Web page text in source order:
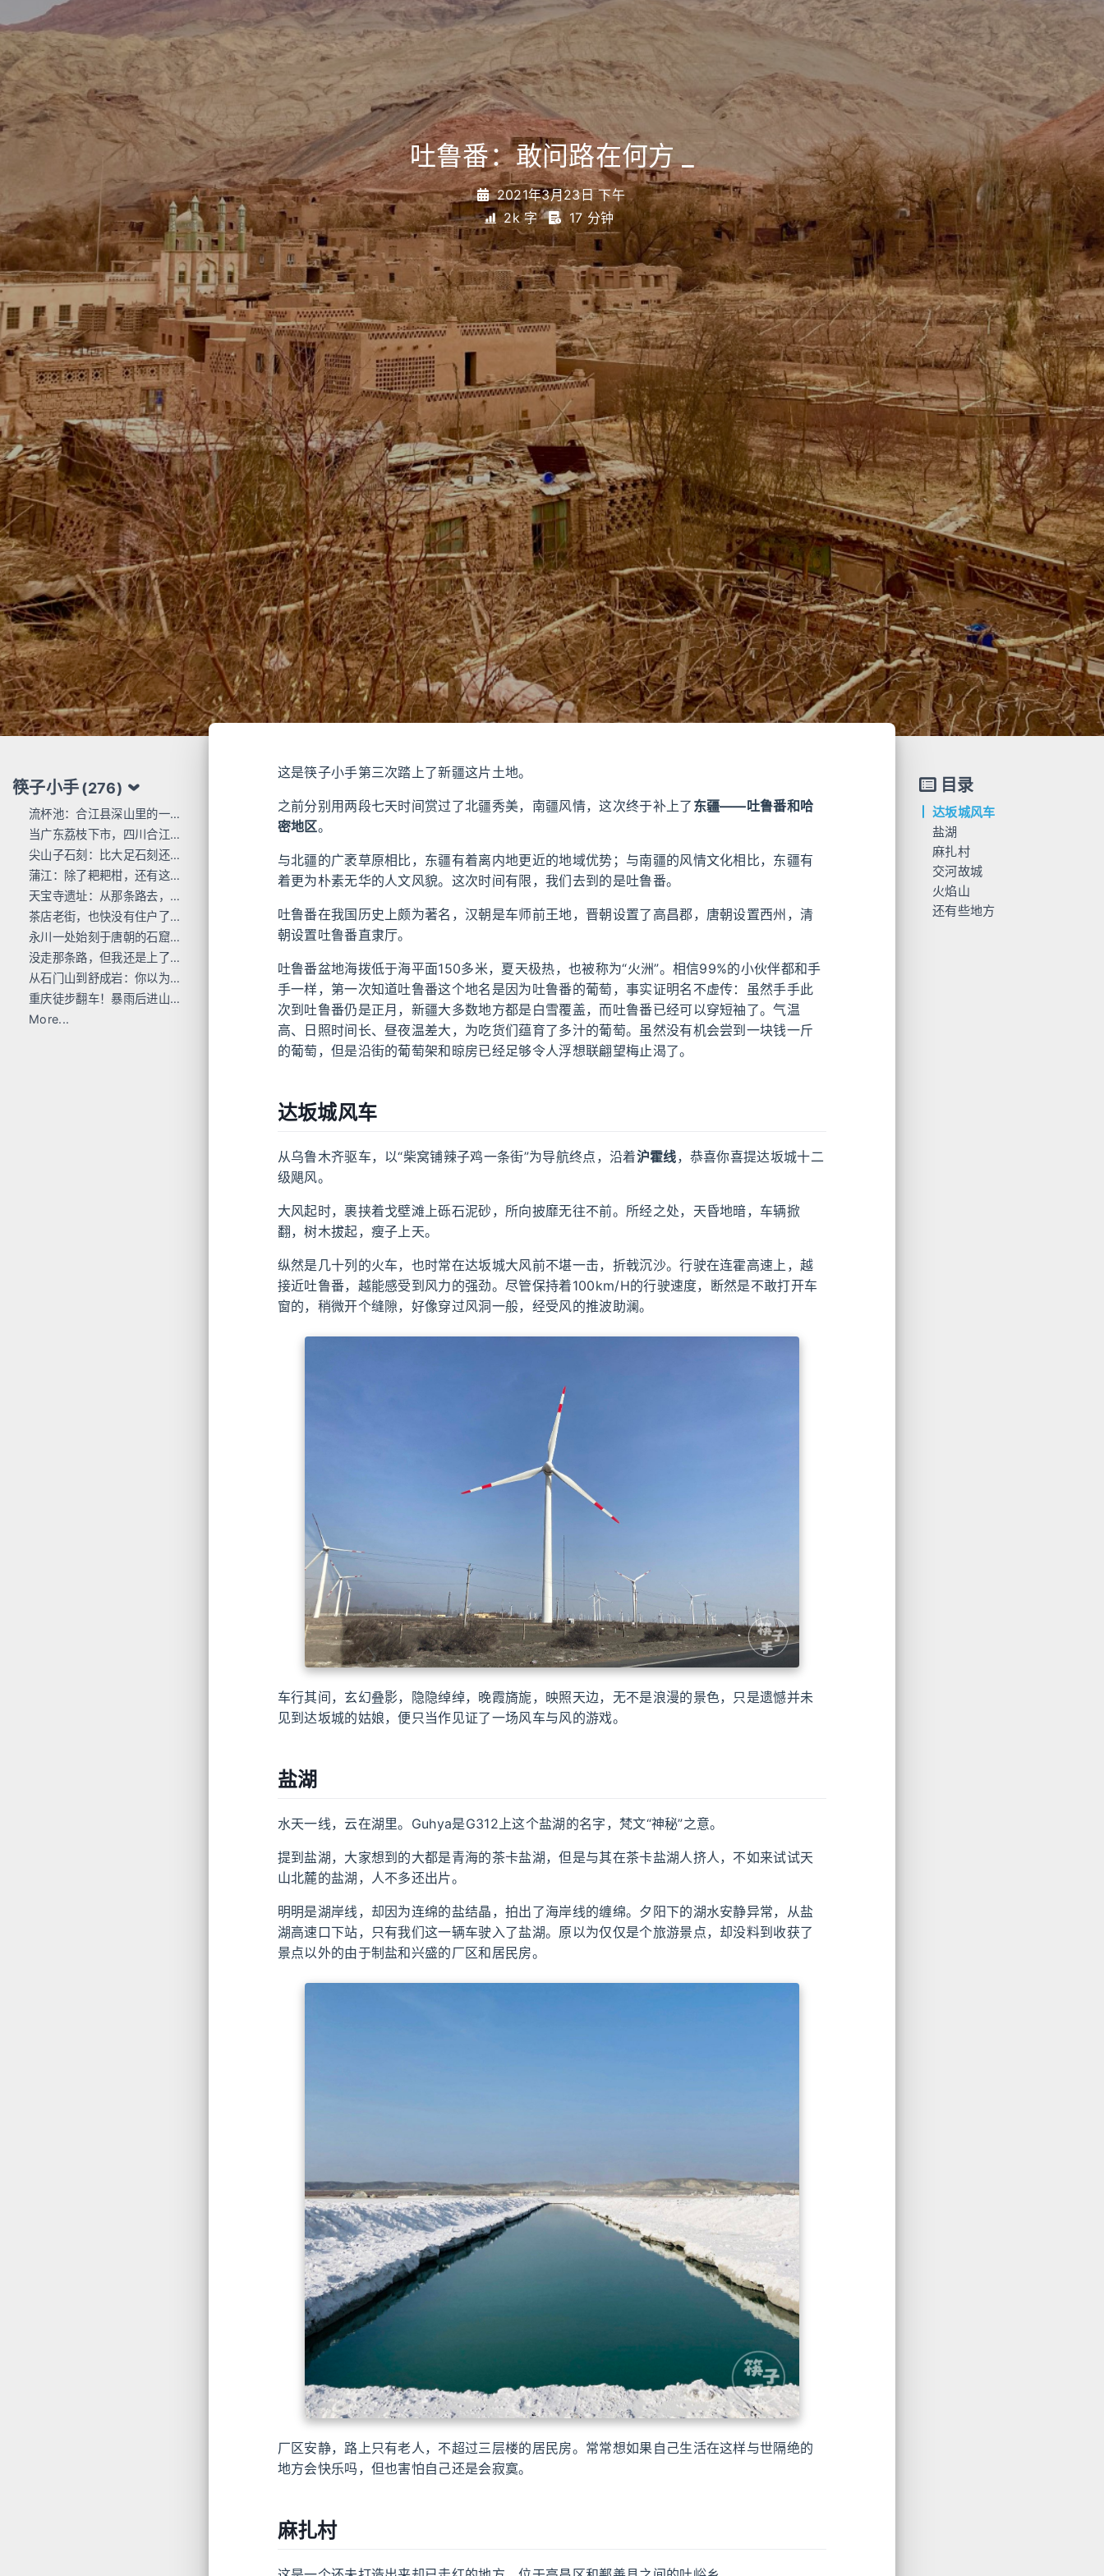
吐鲁番：敢问路在何方_
2021年3月23日 下午
2k 字
17 分钟
筷子小手(276)
流杯池：合江县深山里的一行东洋刻痕
当广东荔枝下市，四川合江的才刚红透
尖山子石刻：比大足石刻还早300年
蒲江：除了耙耙柑，还有这么多唐宋石刻
天宝寺遗址：从那条路去，过这座桥来
茶店老街，也快没有住户了...
永川一处始刻于唐朝的石窟，人不多 值得去
没走那条路，但我还是上了巴岳山
从石门山到舒成岩：你以为去过宝顶山就是全部的大足石刻了吗？
重庆徒步翻车！暴雨后进山，差点栽在这座小山里
More...
这是筷子小手第三次踏上了新疆这片土地。
之前分别用两段七天时间赏过了北疆秀美，南疆风情，这次终于补上了 东疆——吐鲁番和哈
密地区。
与北疆的广袤草原相比，东疆有着离内地更近的地域优势；与南疆的风情文化相比，东疆有
着更为朴素无华的人文风貌。这次时间有限，我们去到的是吐鲁番。
吐鲁番在我国历史上颇为著名，汉朝是车师前王地，晋朝设置了高昌郡，唐朝设置西州，清
朝设置吐鲁番直隶厅。
吐鲁番盆地海拨低于海平面150多米，夏天极热，也被称为“火洲”。相信99%的小伙伴都和手
手一样，第一次知道吐鲁番这个地名是因为吐鲁番的葡萄，事实证明名不虚传：虽然手手此
次到吐鲁番仍是正月，新疆大多数地方都是白雪覆盖，而吐鲁番已经可以穿短袖了。气温
高、日照时间长、昼夜温差大，为吃货们蕴育了多汁的葡萄。虽然没有机会尝到一块钱一斤
的葡萄，但是沿街的葡萄架和晾房已经足够令人浮想联翩望梅止渴了。
达坂城风车
从乌鲁木齐驱车，以“柴窝铺辣子鸡一条街”为导航终点，沿着沪霍线，恭喜你喜提达坂城十二
级飓风。
大风起时，裹挟着戈壁滩上砾石泥砂，所向披靡无往不前。所经之处，天昏地暗，车辆掀
翻，树木拔起，瘦子上天。
纵然是几十列的火车，也时常在达坂城大风前不堪一击，折戟沉沙。行驶在连霍高速上，越
接近吐鲁番，越能感受到风力的强劲。尽管保持着100km/H的行驶速度，断然是不敢打开车
窗的，稍微开个缝隙，好像穿过风洞一般，经受风的推波助澜。
车行其间，玄幻叠影，隐隐绰绰，晚霞旖旎，映照天边，无不是浪漫的景色，只是遗憾并未
见到达坂城的姑娘，便只当作见证了一场风车与风的游戏。
盐湖
水天一线，云在湖里。Guhya是G312上这个盐湖的名字，梵文“神秘”之意。
提到盐湖，大家想到的大都是青海的茶卡盐湖，但是与其在茶卡盐湖人挤人，不如来试试天
山北麓的盐湖，人不多还出片。
明明是湖岸线，却因为连绵的盐结晶，拍出了海岸线的缠绵。夕阳下的湖水安静异常，从盐
湖高速口下站，只有我们这一辆车驶入了盐湖。原以为仅仅是个旅游景点，却没料到收获了
景点以外的由于制盐和兴盛的厂区和居民房。
厂区安静，路上只有老人，不超过三层楼的居民房。常常想如果自己生活在这样与世隔绝的
地方会快乐吗，但也害怕自己还是会寂寞。
麻扎村
目录
达坂城风车
盐湖
麻扎村
交河故城
火焰山
还有些地方